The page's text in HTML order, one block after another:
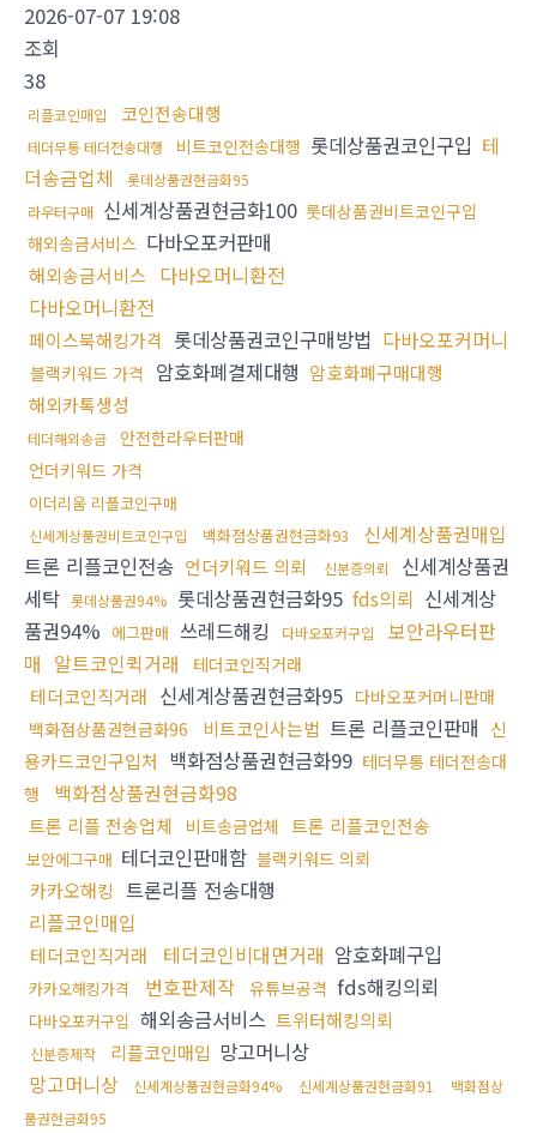
2026-07-07 19:08
조회
38
리플코인매입 코인전송대행
테더무통 테더전송대행 비트코인전송대행 롯데상품권코인구입 테
더송금업체
롯데상품권현금화95
라우터구매 신세계상품권현금화100 롯데상품권비트코인구입
해외송금서비스 다바오포커판매
해외송금서비스
다바오머니환전
다바오머니환전
페이스북해킹가격 롯데상품권코인구매방법 다바오포커머니
블랙키워드 가격 암호화폐결제대행 암호화폐구매대행
해외카톡생성
테더해외송금
안전한라우터판매
언더키워드 가격
이더리움 리플코인구매
신세계상품권비트코인구입 백화점상품권현금화93
신세계상품권매입
트론 리플코인전송 언더키워드 의뢰 신분증의뢰
신세계상품권
세탁 롯데상품권94% 롯데상품권현금화95 fds의뢰 신세계상
품권94% 에그판매 쓰레드해킹 다바오포커구입
보안라우터판
매 알트코인퀵거래 테더코인직거래
테더코인직거래 신세계상품권현금화95 다바오포커머니판매
백화점상품권현금화96
비트코인사는법 트론 리플코인판매 신
용카드코인구입처 백화점상품권현금화99 테더무통 테더전송대
행
백화점상품권현금화98
트론 리플 전송업체 비트송금업체 트론 리플코인전송
보안에그구매 테더코인판매함 블랙키워드 의뢰
카카오해킹 트론리플 전송대행
리플코인매입
테더코인직거래 테더코인비대면거래 암호화폐구입
카카오해킹가격 번호판제작 유튜브공격 fds해킹의뢰
다바오포커구입 해외송금서비스 트위터해킹의뢰
신분증제작 리플코인매입 망고머니상
망고머니상
신세계상품권현금화94% 신세계상품권현금화91
백화점상
품권현금화95